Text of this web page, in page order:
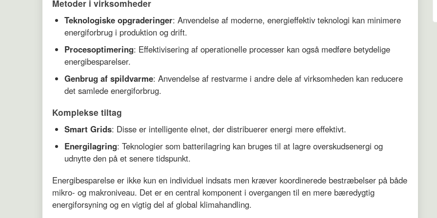
Metoder i virksomheder
Teknologiske opgraderinger: Anvendelse af moderne, energieffektiv teknologi kan minimere
energiforbrug i produktion og drift.
Procesoptimering: Effektivisering af operationelle processer kan også medføre betydelige
energibesparelser.
Genbrug af spildvarme: Anvendelse af restvarme i andre dele af virksomheden kan reducere
det samlede energiforbrug.
Komplekse tiltag
Smart Grids: Disse er intelligente elnet, der distribuerer energi mere effektivt.
Energilagring: Teknologier som batterilagring kan bruges til at lagre overskudsenergi og
udnytte den på et senere tidspunkt.
Energibesparelse er ikke kun en individuel indsats men kræver koordinerede bestræbelser på både
mikro- og makroniveau. Det er en central komponent i overgangen til en mere bæredygtig
energiforsyning og en vigtig del af global klimahandling.